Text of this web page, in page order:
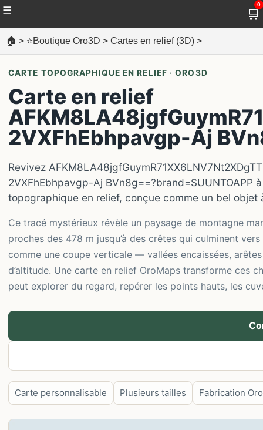
☰ 🛒
0
🏠 > ⭐Boutique Oro3D > Cartes en relief (3D) >
CARTE TOPOGRAPHIQUE EN RELIEF · ORO3D
Carte en relief
2VXFhEbhpavgp-Aj
Revivez
2VXFhEbhpavgp-Aj BVn8g==?brand=SUUNTOAPP
topographique en relief, conçue comme un bel objet
Ce tracé mystérieux révèle un paysage de montagne
proches des 478 m jusqu’à des crêtes qui culminent
comme une coupe verticale — vallées encaissées,
d’altitude. Une carte en relief OroMaps transforme ces
peut explorer du regard, repérer les points hauts, les
Carte personnalisable Plusieurs tailles Fabrication